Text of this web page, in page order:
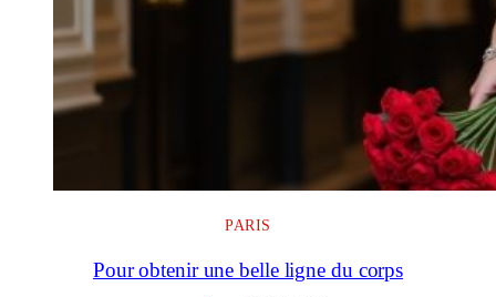
PARIS
Pour obtenir une belle ligne du corps